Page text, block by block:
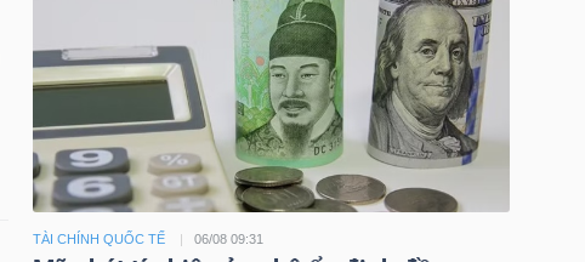
TÀI CHÍNH QUỐC TẾ 06/08 09:31